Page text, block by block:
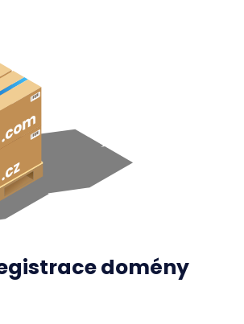
domény